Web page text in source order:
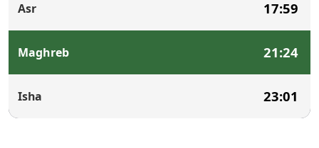
Asr 17:59
Maghreb 21:24
Isha 23:01